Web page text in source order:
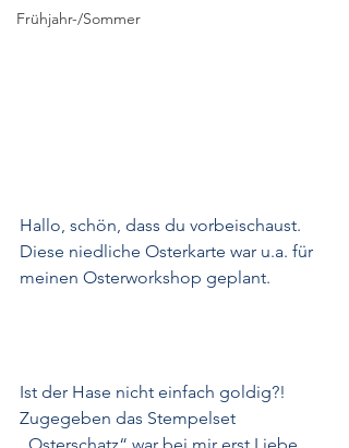
Frühjahr-/Sommer
Hallo, schön, dass du vorbeischaust.
Diese niedliche Osterkarte war u.a. für
meinen Osterworkshop geplant.
Ist der Hase nicht einfach goldig?!
Zugegeben das Stempelset
„Osterschatz“ war bei mir erst Liebe